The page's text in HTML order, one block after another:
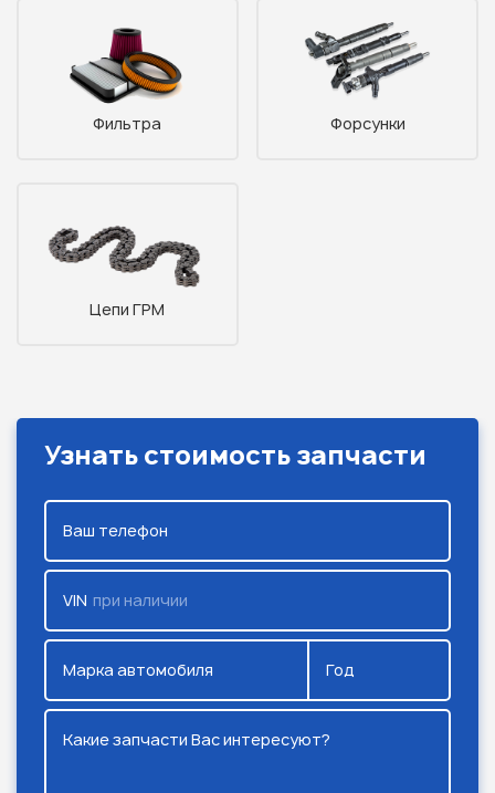
Фильтра Форсунки
Цепи ГРМ
Узнать стоимость запчасти
Ваш телефон
VIN при наличии
Марка автомобиля Год
Какие запчасти Вас интересуют?